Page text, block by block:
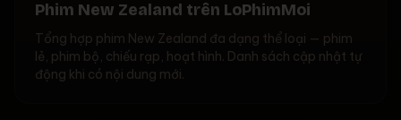
Phim New Zealand trên LoPhimMoi
Tổng hợp phim New Zealand đa dạng thể loại — phim
lẻ, phim bộ, chiếu rạp, hoạt hình. Danh sách cập nhật tự
động khi có nội dung mới.